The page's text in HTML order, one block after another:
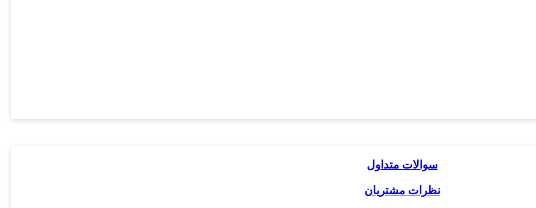
سوالات متداول
نظرات مشتریان